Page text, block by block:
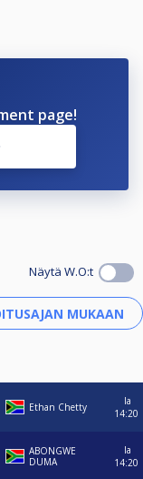
page!
Näytä W.O:t
Ethan Chetty
la
14:20
ABONGWE
DUMA
la
14:20